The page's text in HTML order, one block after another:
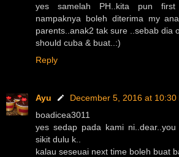
yes samelah PH..kita pun
nampaknya boleh diterima my
parents..anak2 tak sure ..sebab dia
should cuba & buat..:)
Reply
Ayu
December 5, 2016 at 10:30
boadicea3011
yes sedap pada kami
sikit dulu k..
kalau seseuai next time boleh buat